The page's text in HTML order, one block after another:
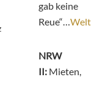
gab keine
Reue“…Welt
NRW
II: Mieten,